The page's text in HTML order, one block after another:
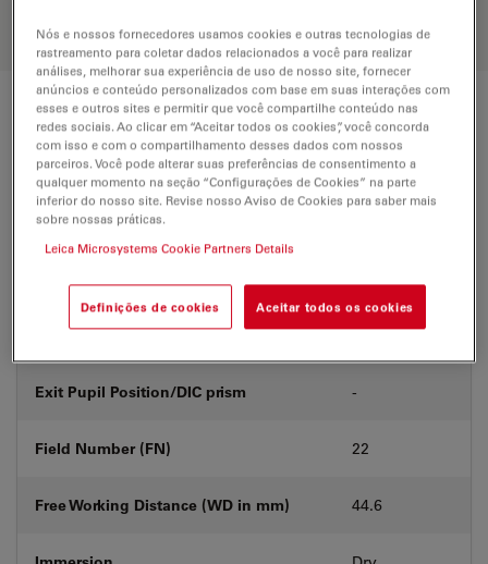
your needs.
Technical Specs
Product Number 11581097
Correction Ring (CORR)
Coverglass
With &
without
Exit Pupil Position/DIC prism -
Field Number (FN) 22
Free Working Distance (WD in mm) 44.6
Nós e nossos fornecedores usamos cookies e outras tecnologias de
rastreamento para coletar dados relacionados a você para realizar
análises, melhorar sua experiência de uso de nosso site, fornecer
anúncios e conteúdo personalizados com base em suas interações com
esses e outros sites e permitir que você compartilhe conteúdo nas
redes sociais. Ao clicar em “Aceitar todos os cookies”, você concorda
com isso e com o compartilhamento desses dados com nossos
parceiros. Você pode alterar suas preferências de consentimento a
qualquer momento na seção “Configurações de Cookies” na parte
inferior do nosso site. Revise nosso Aviso de Cookies para saber mais
sobre nossas práticas.
Leica Microsystems Cookie Partners Details
Definições de cookies Aceitar todos os cookies